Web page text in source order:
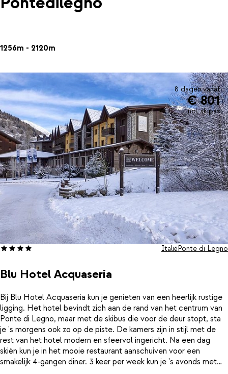
1256m - 2120m
8 dagen vanaf
€ 801
incl. skipas
Blu Hotel Acquaseria
ItaliëPonte di Legno
Bij Blu Hotel Acquaseria kun je genieten van een heerlijk rustige
ligging. Het hotel bevindt zich aan de rand van het centrum van
Ponte di Legno, maar met de skibus die voor de deur stopt, sta
je 's morgens ook zo op de piste. De kamers zijn in stijl met de
rest van het hotel modern en sfeervol ingericht. Na een dag
skiën kun je in het mooie restaurant aanschuiven voor een
smakelijk 4-gangen diner. 3 keer per week kun je 's avonds met